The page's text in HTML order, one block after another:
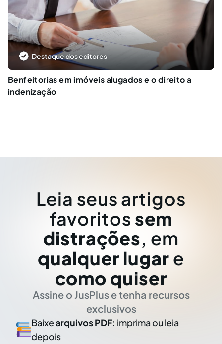
Destaque dos editores
Benfeitorias em imóveis alugados e o direito a
indenização
Leia seus artigos
favoritos sem
distrações, em
qualquer lugar e
como quiser
Assine o JusPlus e tenha recursos
exclusivos
Baixearquivos PDF: imprima ou leia
depois